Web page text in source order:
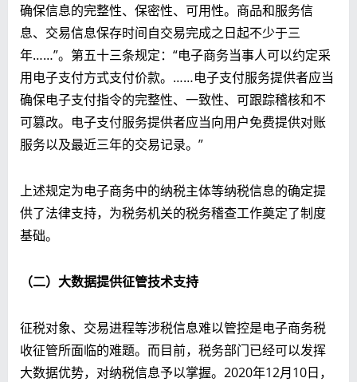
确保信息的完整性、保密性、可用性。商品和服务信
息、交易信息保存时间自交易完成之日起不少于三
年……”。第五十三条规定：“电子商务当事人可以约定采
用电子支付方式支付价款。……电子支付服务提供者应当
确保电子支付指令的完整性、一致性、可跟踪稽核和不
可篡改。电子支付服务提供者应当向用户免费提供对账
服务以及最近三年的交易记录。”
上述规定为电子商务中的纳税主体等纳税信息的确定提
供了法律支持，为税务机关的税务稽查工作奠定了制度
基础。
（二）大数据提供征管技术支持
征税对象、交易进程等涉税信息难以管控是电子商务税
收征管所面临的难题。而目前，税务部门已经可以发挥
大数据优势，对纳税信息予以掌握。2020年12月10日，